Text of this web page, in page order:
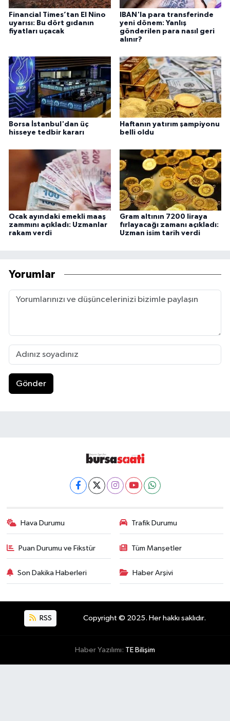
Financial Times’tan El Nino
uyarısı: Bu dört gıdanın
fiyatları uçacak
IBAN'la para transferinde
yeni dönem: Yanlış
gönderilen para nasıl geri
alınır?
Borsa İstanbul'dan üç
hisseye tedbir kararı
Haftanın yatırım şampiyonu
belli oldu
Ocak ayındaki emekli maaş
zammını açıkladı: Uzmanlar
rakam verdi
Gram altının 7200 liraya
fırlayacağı zamanı açıkladı:
Uzman isim tarih verdi
Yorumlar
Gönder
Hava Durumu Trafik Durumu
Puan Durumu ve Fikstür Tüm Manşetler
Son Dakika Haberleri Haber Arşivi
RSS Copyright © 2025. Her hakkı saklıdır.
Haber Yazılımı: TE Bilişim